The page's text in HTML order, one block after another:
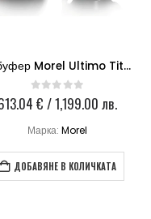
Активен субуфер Hertz DBA 200.3
0 out of 5
239.80€/ 469.01 лв.
Марка:Hertz
ДОБАВЯНЕ В КОЛИЧКАТА